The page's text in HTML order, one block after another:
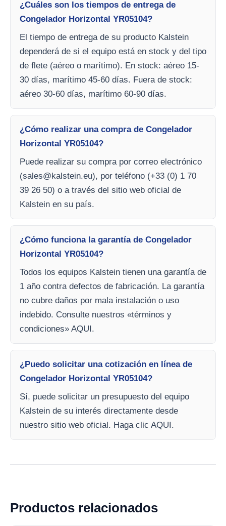
¿Cuáles son los tiempos de entrega de
Congelador Horizontal YR05104?
El tiempo de entrega de su producto Kalstein
dependerá de si el equipo está en stock y del tipo
de flete (aéreo o marítimo). En stock: aéreo 15-
30 días, marítimo 45-60 días. Fuera de stock:
aéreo 30-60 días, marítimo 60-90 días.
¿Cómo realizar una compra de Congelador
Horizontal YR05104?
Puede realizar su compra por correo electrónico
(sales@kalstein.eu), por teléfono (+33 (0) 1 70
39 26 50) o a través del sitio web oficial de
Kalstein en su país.
¿Cómo funciona la garantía de Congelador
Horizontal YR05104?
Todos los equipos Kalstein tienen una garantía de
1 año contra defectos de fabricación. La garantía
no cubre daños por mala instalación o uso
indebido. Consulte nuestros «términos y
condiciones» AQUI.
¿Puedo solicitar una cotización en línea de
Congelador Horizontal YR05104?
Sí, puede solicitar un presupuesto del equipo
Kalstein de su interés directamente desde
nuestro sitio web oficial. Haga clic AQUI.
Productos relacionados